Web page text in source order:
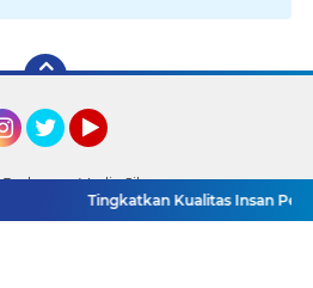
Pedoman Media Siber
Tingkatkan Kualitas Insan Pers,
2026 Detik TV Sumsel